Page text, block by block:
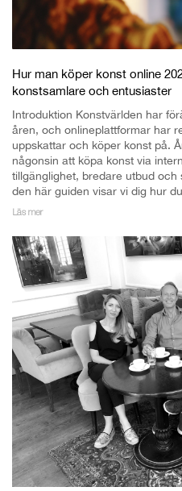
Hur man köper konst online
konstsamlare och entusiaster
Introduktion Konstvärlden har
åren, och onlineplattformar har
uppskattar och köper konst på.
någonsin att köpa konst via
tillgänglighet, bredare utbud
den här guiden visar vi dig hur
Läs mer